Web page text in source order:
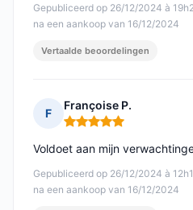
Gepubliceerd op 26/12/2024 à
na een aankoop van 16/12/2024
Vertaalde beoordelingen
F
Françoise P.
Opmerking: 5 van 5
Gepubliceerd op 26/12/2024 à
na een aankoop van 16/12/2024
Voldoet aan mijn